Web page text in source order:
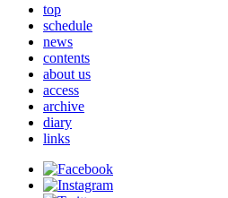
top
schedule
news
contents
about us
access
archive
diary
links